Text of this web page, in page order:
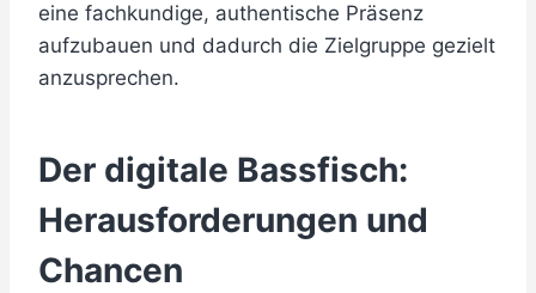
eine fachkundige, authentische Präsenz
aufzubauen und dadurch die Zielgruppe gezielt
anzusprechen.
Der digitale Bassfisch:
Herausforderungen und
Chancen